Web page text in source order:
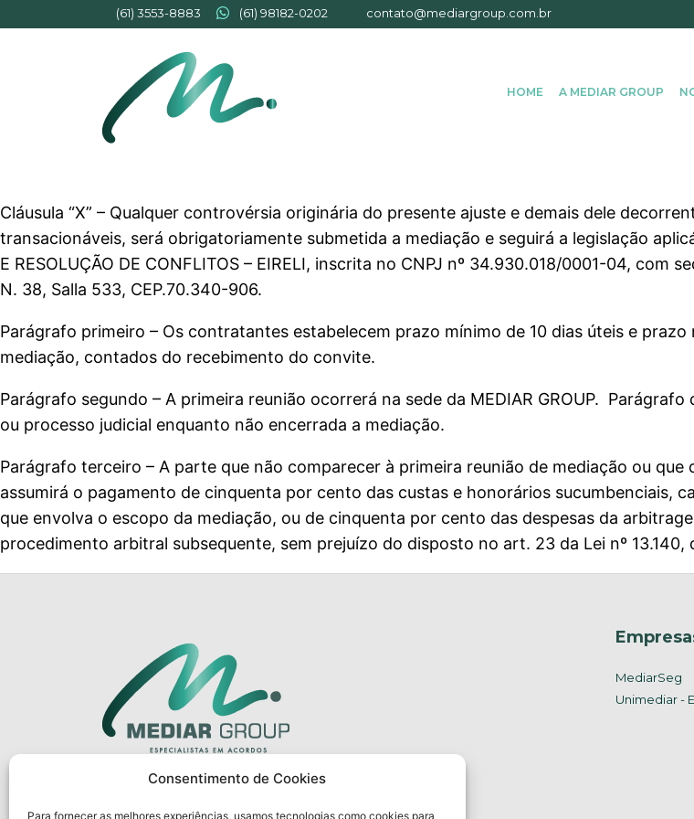
Consentimento de Cookies
Para fornecer as melhores experiências, usamos tecnologias como cookies para
(61) 3553-8883 (61) 98182-0202 contato@mediargroup.com.br
HOME A MEDIAR GROUP
Cláusula “X” – Qualquer controvérsia originária do presente ajuste e demais dele
transacionáveis, será obrigatoriamente submetida a mediação e seguirá a legislação
E RESOLUÇÃO DE CONFLITOS – EIRELI, inscrita no CNPJ nº 34.930.018/0001-04, com
N. 38, Salla 533, CEP.70.340-906.
Parágrafo primeiro – Os contratantes estabelecem prazo mínimo de 10 dias úteis e
mediação, contados do recebimento do convite.
Parágrafo segundo – A primeira reunião ocorrerá na sede da MEDIAR GROUP.
ou processo judicial enquanto não encerrada a mediação.
Parágrafo terceiro – A parte que não comparecer à primeira reunião de mediação ou
assumirá o pagamento de cinquenta por cento das custas e honorários sucumbenciais,
que envolva o escopo da mediação, ou de cinquenta por cento das despesas da
procedimento arbitral subsequente, sem prejuízo do disposto no art. 23 da Lei nº 13.140,
MediarSeg
Unimediar -